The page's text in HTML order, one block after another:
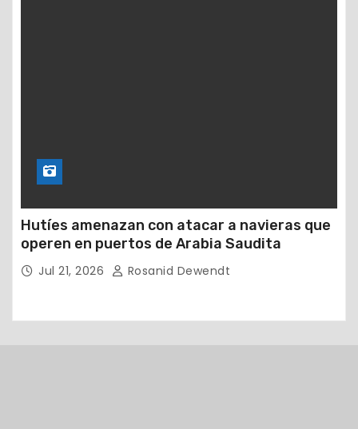
Hutíes amenazan con atacar a navieras que
operen en puertos de Arabia Saudita
Jul 21, 2026 Rosanid Dewendt